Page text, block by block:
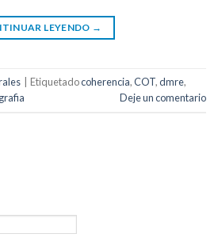
LEYENDO →
Etiquetadocoherencia,COT,dmre,
Deje un comentario